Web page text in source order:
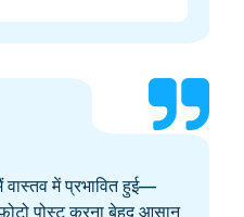
में प्रभावित हुई—
पोस्ट करना बेहद आसान